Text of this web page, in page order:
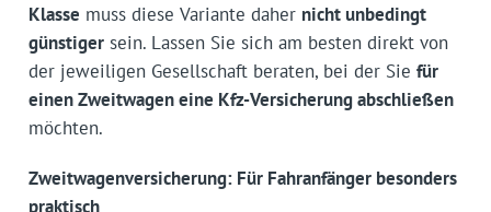
Klasse muss diese Variante daher nicht unbedingt
günstigersein. Lassen Sie sich am besten direkt von
der jeweiligen Gesellschaft beraten, bei der Sie für
einen Zweitwagen eine Kfz-Versicherung abschließen
möchten.
Zweitwagenversicherung: Für Fahranfänger besonders
praktisch